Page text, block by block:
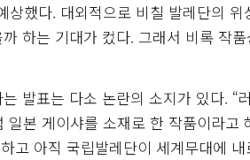
했다. 대외적으로 비칠 발레단의 위
하는 기대가 컸다. 그래서 비록 작
발표는 다소 논란의 소지가 있다. “
일본 게이샤를 소재로 한 작품이라고
고 아직 국립발레단이 세계무대에 내